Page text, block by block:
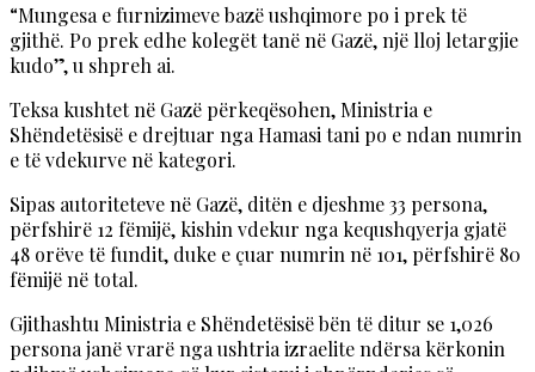
“Mungesa e furnizimeve bazë ushqimore po i prek të
gjithë. Po prek edhe kolegët tanë në Gazë, një lloj letargjie
kudo”, u shpreh ai.
Teksa kushtet në Gazë përkeqësohen, Ministria e
Shëndetësisë e drejtuar nga Hamasi tani po e ndan numrin
e të vdekurve në kategori.
Sipas autoriteteve në Gazë, ditën e djeshme 33 persona,
përfshirë 12 fëmijë, kishin vdekur nga kequshqyerja gjatë
48 orëve të fundit, duke e çuar numrin në 101, përfshirë 80
fëmijë në total.
Gjithashtu Ministria e Shëndetësisë bën të ditur se 1,026
persona janë vrarë nga ushtria izraelite ndërsa kërkonin